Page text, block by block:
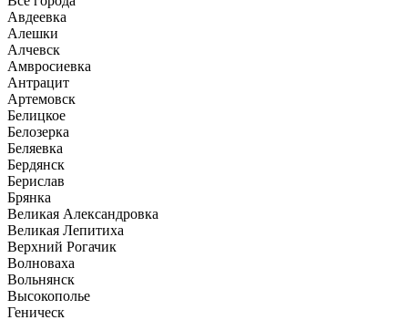
Авдеевка
Алешки
Алчевск
Амвросиевка
Антрацит
Артемовск
Белицкое
Белозерка
Беляевка
Бердянск
Берислав
Брянка
Великая Александровка
Великая Лепитиха
Верхний Рогачик
Волноваха
Вольнянск
Высокополье
Геническ